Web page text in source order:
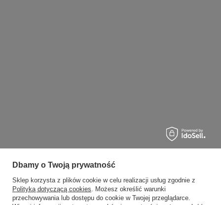
Dbamy o Twoją prywatność
Sklep korzysta z plików cookie w celu realizacji usług zgodnie z
Polityką dotyczącą cookies. Możesz określić warunki
przechowywania lub dostępu do cookie w Twojej przeglądarce.